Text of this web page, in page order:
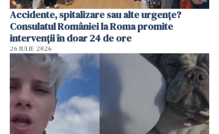
Accidente, spitalizare sau alte urgențe?
Consulatul României la Roma promite
intervenții în doar 24 de ore
26 IULIE 2026